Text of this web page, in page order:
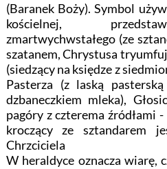
(Baranek Boży). Symbol
kościelnej,
zmartwychwstałego (ze
szatanem, Chrystusa
(siedzący na księdze z
Pasterza (z laską
dzbaneczkiem mleka),
pagóry z czterema źródłami
kroczący ze sztandarem
Chrzciciela
W heraldyce oznacza wiarę,